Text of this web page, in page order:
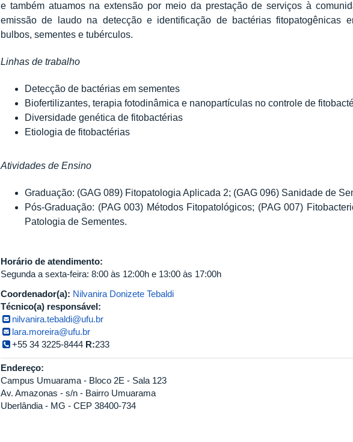
e também atuamos na extensão por meio da prestação de serviços à
emissão de laudo na detecção e identificação de bactérias fitopatogênicas
bulbos, sementes e tubérculos.
Linhas de trabalho
Detecção de bactérias em sementes
Biofertilizantes, terapia fotodinâmica e nanopartículas no controle de
Diversidade genética de fitobactérias
Etiologia de fitobactérias
Atividades de Ensino
Graduação: (GAG 089) Fitopatologia Aplicada 2; (GAG 096) Sanidade de
Pós-Graduação: (PAG 003) Métodos Fitopatológicos; (PAG 007)
Patologia de Sementes.
Horário de atendimento:
Segunda a sexta-feira: 8:00 às 12:00h e 13:00 às 17:00h
Coordenador(a): Nilvanira Donizete Tebaldi
Técnico(a) responsável:
nilvanira.tebaldi@ufu.br
lara.moreira@ufu.br
+55 34 3225-8444 R:233
Endereço:
Campus Umuarama - Bloco 2E - Sala 123
Av. Amazonas - s/n - Bairro Umuarama
Uberlândia - MG - CEP 38400-734